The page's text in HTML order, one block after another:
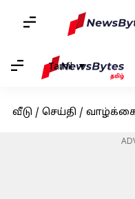
Tamil
வீடு / செய்தி / வாழ்க்கை